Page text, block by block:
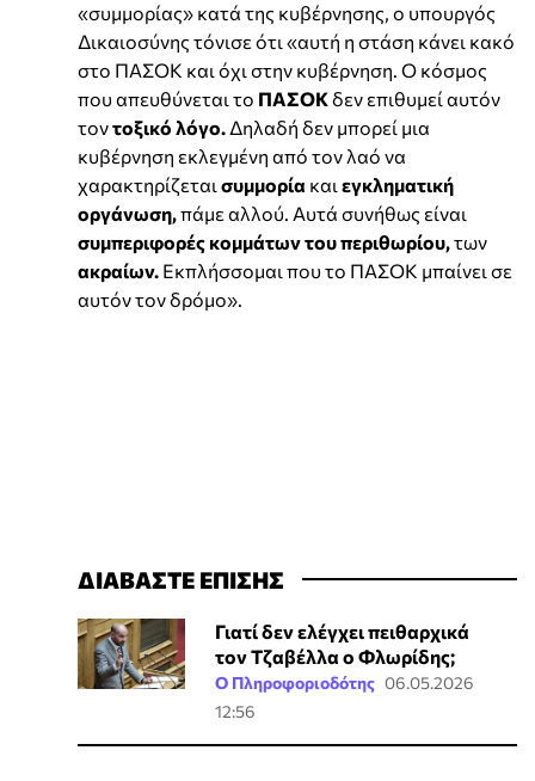
«συμμορίας» κατά της κυβέρνησης, ο υπουργός
Δικαιοσύνης τόνισε ότι «αυτή η στάση κάνει κακό
στο ΠΑΣΟΚ και όχι στην κυβέρνηση. Ο κόσμος
που απευθύνεται το ΠΑΣΟΚδεν επιθυμεί αυτόν
τοντοξικό λόγο. Δηλαδή δεν μπορεί μια
κυβέρνηση εκλεγμένη από τον λαό να
χαρακτηρίζεται συμμορία και εγκληματική
οργάνωση, πάμε αλλού. Αυτά συνήθως είναι
συμπεριφορές κομμάτων του περιθωρίου, των
ακραίων. Εκπλήσσομαι που το ΠΑΣΟΚ μπαίνει σε
αυτόν τον δρόμο».
ΔΙΑΒΑΣΤΕ ΕΠΙΣΗΣ
Γιατί δεν ελέγχει πειθαρχικά
τον Τζαβέλλα ο Φλωρίδης;
Ο Πληροφοριοδότης 06.05.2026
12:56